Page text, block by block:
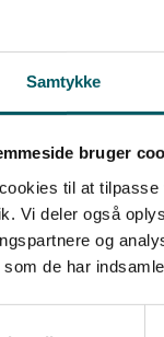
Samtykke
bruger
til at
Vi deler også
og
de har